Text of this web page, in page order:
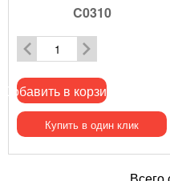
C0310
Добавить в корзину
Купить в один клик